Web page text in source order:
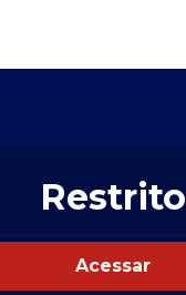
Restrito
Acessar